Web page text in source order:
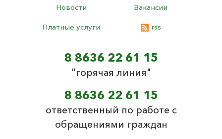
Новости Вакансии
Платные услуги rss
8 8636 22 61 15
"горячая линия"
8 8636 22 61 15
ответственный по работе с
обращениями граждан